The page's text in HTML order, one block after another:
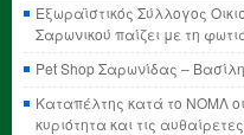
Εξωραϊστικός Σύλλογος
Σαρωνικού παίζει με τη
Pet Shop Σαρωνίδας –
Καταπέλτης κατά το ΝΟΜΛ
κυριότητα και τις